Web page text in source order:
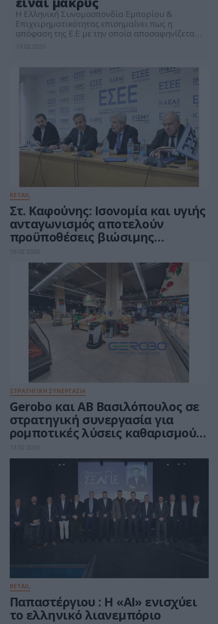
Η Ελληνική Συνομοσπονδία Εμπορίου &
Επιχειρηματικότητας επισημαίνει πως η
απόφαση της Ε.Ε με την οποία αποσαφηνίζεται
ισχυροποιεί την άμυνα του ευρωπαϊκού
εμπορίου απέναντι στον αθέμιτο ανταγωνισμό
από τις μεγάλες ασιατικές πλατφόρμες
ηλεκτρονικού εμπορίου. Με την […]
RETAIL
Στ. Καφούνης: Ισονομία και υγιής
ανταγωνισμός αποτελούν
προϋποθέσεις βιώσιμης
ανάπτυξης της οικονομίας και
της αγοράς
18.02.2026
ΣΤΡΑΤΗΓΙΚΗ ΣΥΝΕΡΓΑΣΙΑ
Gerobo και ΑΒ Βασιλόπουλος σε
στρατηγική συνεργασία για
ρομποτικές λύσεις καθαρισμού
στα καταστήματα του δικτύου
13.02.2026
RETAIL
Παπαστέργιου : Η «ΑΙ» ενισχύει
το ελληνικό λιανεμπόριο